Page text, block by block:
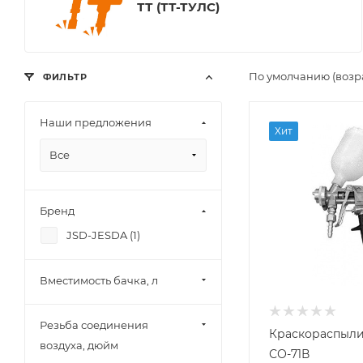
ТТ (ТТ-ТУЛС)
По умолчанию
Хит
Вместимость
л
Расход воздуха, л/
HP
Тип подачи ЛКМ
верхний бачок,
СО-71В
ФИЛЬТР
Наши предложения
Все
Бренд
JSD-JESDA (1)
Вместимость бачка, л
Резьба соединения
воздуха, дюйм